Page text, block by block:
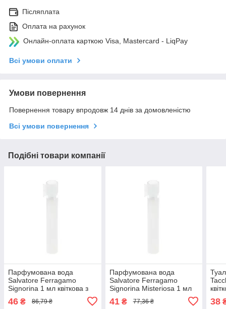
Післяплата
Оплата на рахунок
Онлайн-оплата карткою Visa, Mastercard - LiqPay
Всі умови оплати
Умови повернення
Повернення товару впродовж 14 днів за домовленістю
Всі умови повернення
Подібні товари компанії
Парфумована вода
Salvatore Ferragamo
Signorina 1 мл квіткова з
нотами півонії для жінок
розпив Сальваторе
46 ₴ 86,79 ₴
Парфумована вода
Salvatore Ferragamo
Signorina Misteriosa 1 мл
східна квіткова для жінок
розпив Сальваторе
41₴ 77,36 ₴ 38